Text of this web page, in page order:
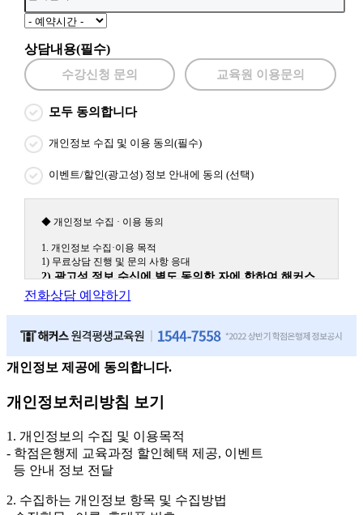
상담내용(필수)
수강신청 문의 교육원 이용문의
모두 동의합니다
개인정보 수집 및 이용 동의(필수)
이벤트/할인(광고성) 정보 안내에 동의 (선택)
◆ 개인정보 수집 · 이용 동의
1. 개인정보 수집·이용 목적
1) 무료상담 진행 및 문의 사항 응대
2) 광고성 정보 수신에 별도 동의한 자에 한하여 해커스
원격평생교육원을 비롯한 해커스 교육그룹의 새로운 서
(해커스교육그룹: 해커스인강, 해커스프랩, 해커스톡, 해커스중국
원, 해커스경찰, 해커스소방, 해커스공인중개사, 해커스주택관리
2. 개인정보 수집·이용 항목: 이름, 휴대폰번호
3. 개인정보 보유/이용 기간: 법령상 정하는 경우를 제외
하고는 회원탈퇴 시까지 이용 및 보관합니다. 단, 비회원
이거나 상담 시로부터 3년 이내 탈퇴하는 자의 경우, 소
비자 불만 또는 분쟁처리를 위해 3년간 보관합니다.
4. 신청자는 개인정보 수집·이용을 거부할 수 있습니다. 단, 거부의
전화상담 예약하기
개인정보 제공에 동의합니다.
개인정보처리방침 보기
1. 개인정보의 수집 및 이용목적
- 학점은행제 교육과정 할인혜택 제공, 이벤트
등 안내 정보 전달
2. 수집하는 개인정보 항목 및 수집방법